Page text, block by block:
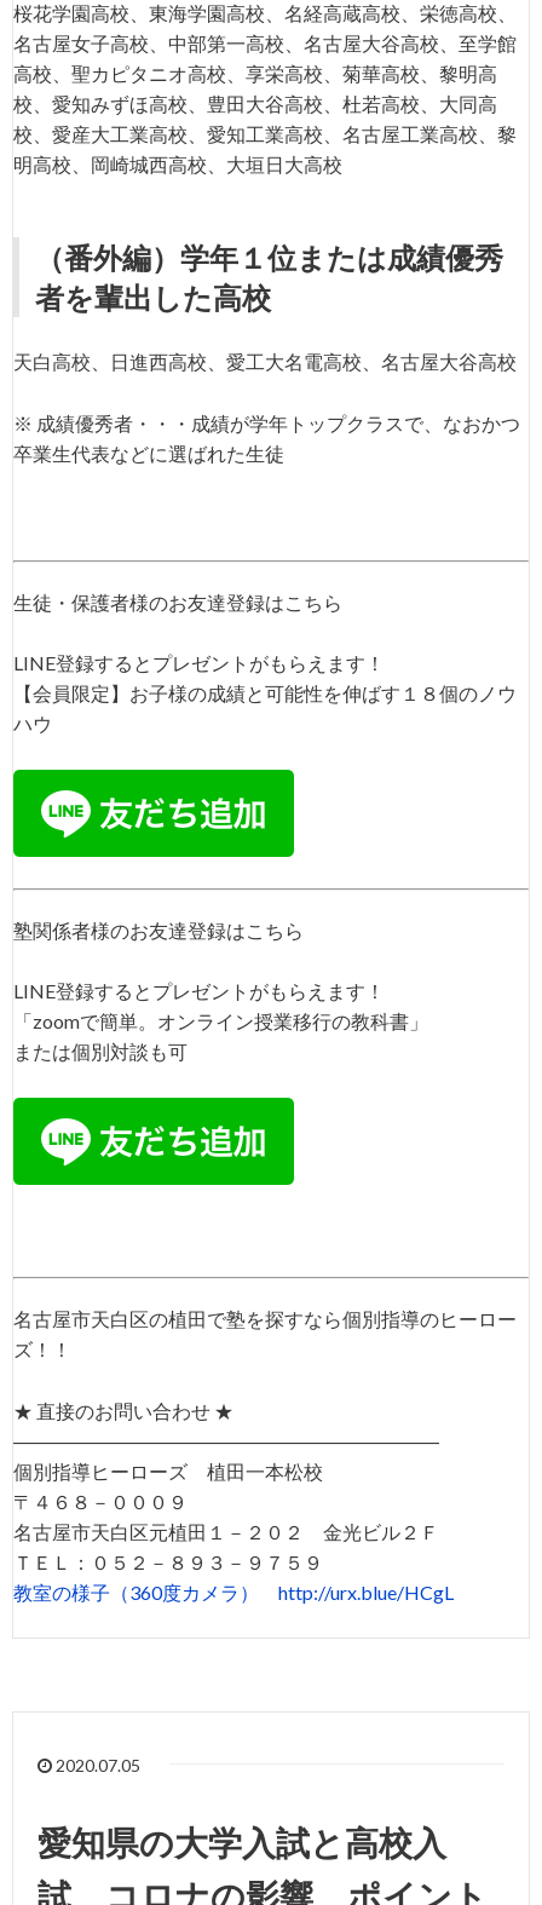
桜花学園高校、東海学園高校、名経高蔵高校、栄徳高校、
名古屋女子高校、中部第一高校、名古屋大谷高校、至学館
高校、聖カピタニオ高校、享栄高校、菊華高校、黎明高
校、愛知みずほ高校、豊田大谷高校、杜若高校、大同高
校、愛産大工業高校、愛知工業高校、名古屋工業高校、黎
明高校、岡崎城西高校、大垣日大高校
（番外編）学年１位または成績優秀
者を輩出した高校
天白高校、日進西高校、愛工大名電高校、名古屋大谷高校
※ 成績優秀者・・・成績が学年トップクラスで、なおかつ
卒業生代表などに選ばれた生徒
生徒・保護者様のお友達登録はこちら
LINE登録するとプレゼントがもらえます！
【会員限定】お子様の成績と可能性を伸ばす１８個のノウ
ハウ
塾関係者様のお友達登録はこちら
LINE登録するとプレゼントがもらえます！
「zoomで簡単。オンライン授業移行の教科書」
または個別対談も可
名古屋市天白区の植田で塾を探すなら個別指導のヒーロー
ズ！！
★ 直接のお問い合わせ ★
――――――――――――――――――――――
個別指導ヒーローズ 植田一本松校
〒４６８－０００９
名古屋市天白区元植田１－２０２ 金光ビル２Ｆ
ＴＥＬ：０５２－８９３－９７５９
教室の様子（360度カメラ）
http://urx.blue/HCgL
2020.07.05
愛知県の大学入試と高校入
試 コロナの影響 ポイント